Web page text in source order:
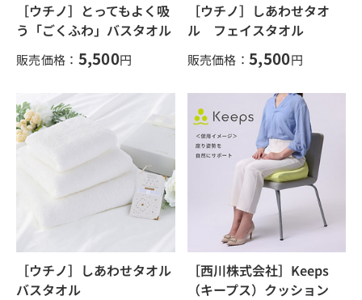
［ウチノ］とってもよく吸
う「ごくふわ」バスタオル
販売価格： 5,500円
［ウチノ］しあわせタオ
ル フェイスタオル
販売価格： 5,500円
［ウチノ］しあわせタオル
バスタオル
［西川株式会社］Keeps
（キープス）クッション